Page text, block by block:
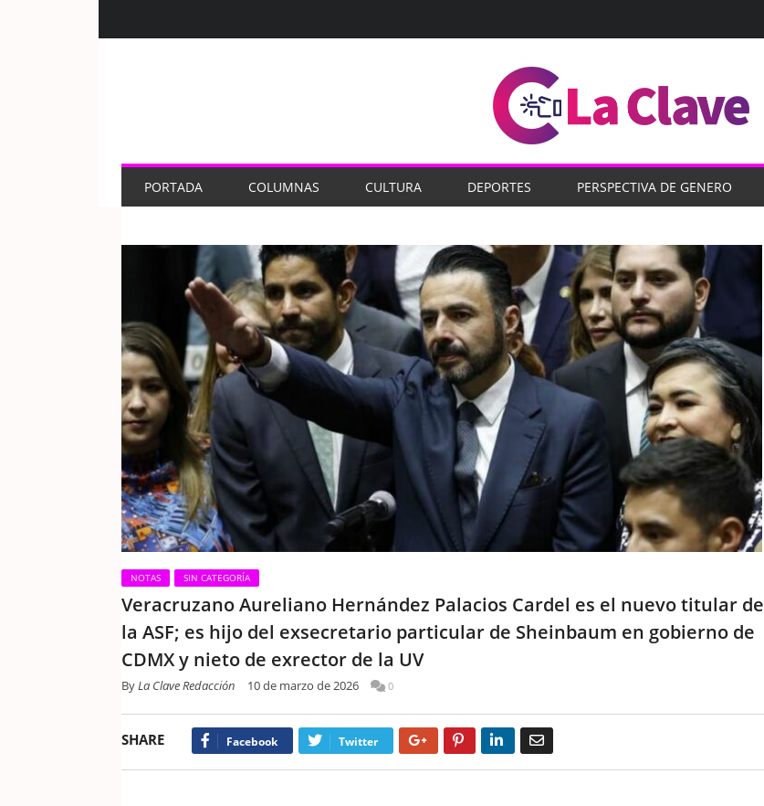
PORTADA COLUMNAS CULTURA DEPORTES PERSPECTIVA DE GENERO
NOTAS SIN CATEGORÍA
Veracruzano Aureliano Hernández Palacios Cardel es el nuevo titular de
la ASF; es hijo del exsecretario particular de Sheinbaum en gobierno de
CDMX y nieto de exrector de la UV
ByLa Clave Redacción 10 de marzo de 2026 0
SHARE Facebook Twitter Google+ Pinterest LinkedIn